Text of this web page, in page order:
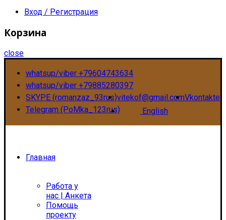
Вход / Регистрация
Корзина
close
whatsup/viber +79604743634
whatsup/viber +79885280397
SKYPE (romanzaz_93rus)vitekof@gmail.comVkontakte
Telegram (PoMka_123rus)
English
Главная
Работа у
нас | Анкета
Помощь
проекту